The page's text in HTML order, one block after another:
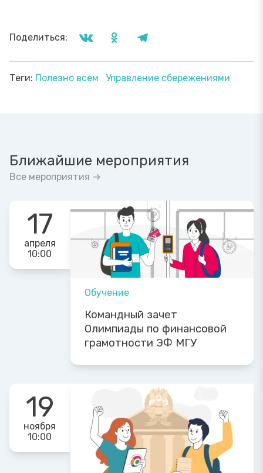
Поделиться:
Теги: Полезно всем Управление сбережениями
Ближайшие мероприятия
Все мероприятия →
17
апреля
10:00
Обучение
Командный зачет
Олимпиады по финансовой
грамотности ЭФ МГУ
19
ноября
10:00